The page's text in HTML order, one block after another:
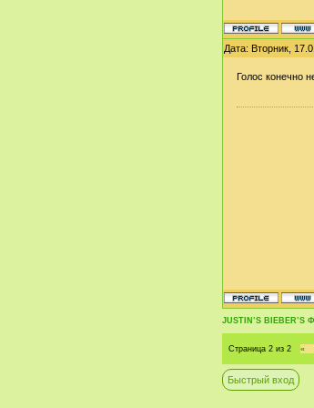
Дата: Вторник,
Голос конечно
JUSTIN‛S BIEBER‛S
Страница 2 из 2 «